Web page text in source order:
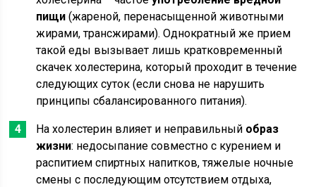
пищи (жареной, перенасыщенной животными
жирами, трансжирами). Однократный же прием
такой еды вызывает лишь кратковременный
скачек холестерина, который проходит в течение
следующих суток (если снова не нарушить
принципы сбалансированного питания).
На холестерин влияет и неправильный образ
жизни: недосыпание совместно с курением и
распитием спиртных напитков, тяжелые ночные
смены с последующим отсутствием отдыха,